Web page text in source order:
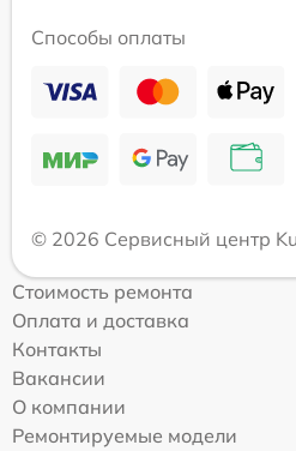
Способы оплаты
© 2026 Сервисный центр
Стоимость ремонта
Оплата и доставка
Контакты
Вакансии
О компании
Ремонтируемые модели